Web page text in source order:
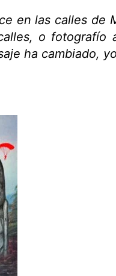
en las calles de
o fotografío
ha cambiado,